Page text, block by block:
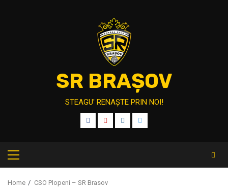
SR BRAȘOV
STEAGU' RENAȘTE PRIN NOI!
FB YT IT TW
Primary
Menu
Home CSO Plopeni – SR Brasov